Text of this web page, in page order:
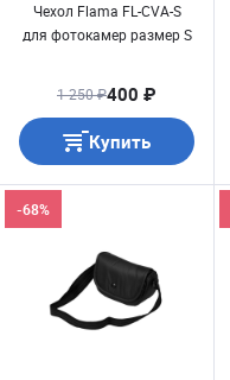
Чехол Flama FL-CVA-S
для фотокамер размер S
1 250 ₽400 ₽
Купить
-68%